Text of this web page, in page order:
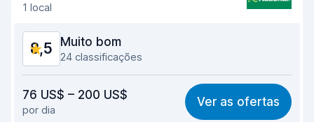
Estado do carro
1 local
8,5 Muito bom
24 classificações
8,4
Facilidade em encontrar 8,5
76 US$ – 200 US$
por dia
Ver as ofertas